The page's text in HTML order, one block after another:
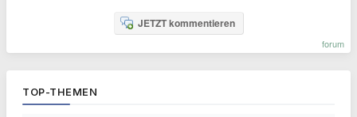
JETZT kommentieren
forum
TOP-THEMEN